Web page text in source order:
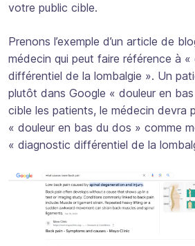
votre public cible.
Prenons l’exemple d’un article de
médecin qui peut faire référence à «
différentiel de la lombalgie ». Un
plutôt dans Google « douleur en
cible les patients, le médecin devra
« douleur en bas du dos » comme
« diagnostic différentiel de la